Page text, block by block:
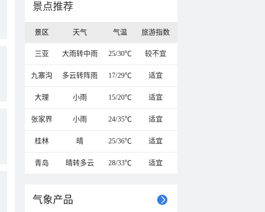
景点推荐
景区 天气 气温 旅游指数
三亚 大雨转中雨 25/30℃ 较不宜
九寨沟 多云转阵雨 17/29℃ 适宜
大理 小雨 15/20℃ 适宜
张家界 小雨 24/35℃ 适宜
桂林 晴 25/36℃ 适宜
青岛 晴转多云 28/33℃ 适宜
气象产品